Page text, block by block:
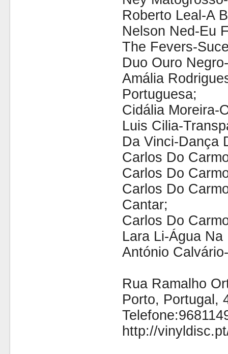
Roberto Leal-A
Nelson Ned-Eu
The Fevers-
Duo Ouro
Amália
Portuguesa;
Cidália Moreira-
Luis Cilia-
Da Vinci-Dança
Carlos Do
Carlos Do
Carlos Do
Cantar;
Carlos Do
Lara Li-Água Na
António
Rua Ramalho
Porto, Portugal,
http://